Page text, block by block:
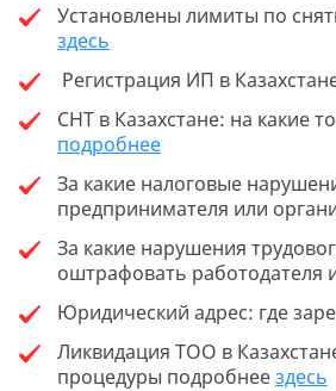
Установлены лимиты по
здесь
Регистрация ИП в
СНТ в Казахстане: на какие
подробнее
За какие налоговые
предпринимателя или
За какие нарушения
оштрафовать работодателя
Юридический адрес: где
Ликвидация ТОО в
процедуры подробнеездесь